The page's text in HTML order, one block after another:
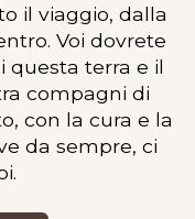
il viaggio, dalla
Voi dovrete
questa terra e il
compagni di
con la cura e la
da sempre, ci